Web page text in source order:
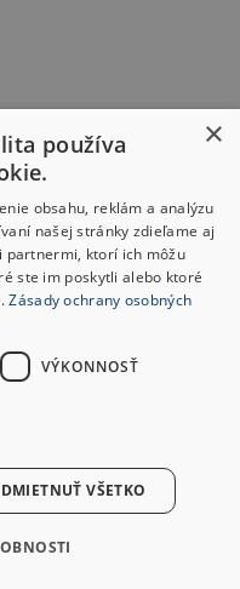
×
používa
obsahu, reklám a analýzu
našej stránky zdieľame aj
partnermi, ktorí ich môžu
ste im poskytli alebo ktoré
Zásady ochrany osobných
VÝKONNOSŤ
VŠETKO